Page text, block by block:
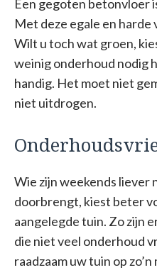
Een gegoten betonvloer
Met deze egale en harde
Wilt u toch wat groen,
weinig onderhoud nodig
handig. Het moet niet
niet uitdrogen.
Wie zijn weekends liever
doorbrengt, kiest beter
aangelegde tuin. Zo zijn
die niet veel onderhoud
raadzaam uw tuin op